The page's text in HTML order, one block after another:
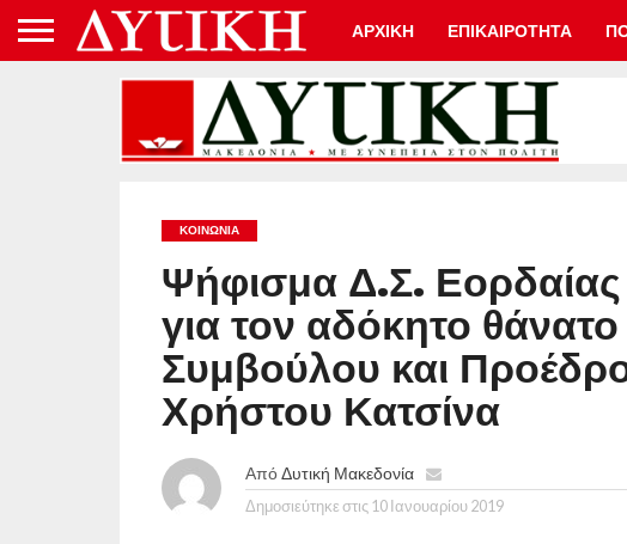
ΑΡΧΙΚΗ ΕΠΙΚΑΙΡΟΤΗΤΑ
ΚΟΙΝΩΝΊΑ
Ψήφισμα Δ.Σ. Εορδαίας
για τον αδόκητο
Συμβούλου και
Χρήστου Κατσίνα
ΑπόΔυτική Μακεδονία
Δημοσιεύτηκε στις 10 Ιανουαρίου 2019